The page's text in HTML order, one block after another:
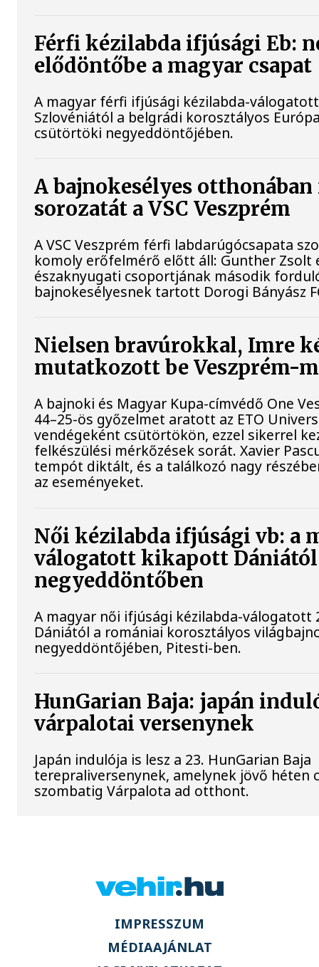
Férfi kézilabda ifjúsági Eb:
elődöntőbe a magyar csapat
A magyar férfi ifjúsági kézilabda-
Szlovéniától a belgrádi korosztályos
csütörtöki negyeddöntőjében.
A bajnokesélyes
sorozatát a VSC Veszprém
A VSC Veszprém férfi labdarúgócsapata
komoly erőfelmérő előtt áll: Gunther Zsolt
északnyugati csoportjának második
bajnokesélyesnek tartott Dorogi Bányász
Nielsen bravúrokkal, Imre
mutatkozott be Veszprém-
A bajnoki és Magyar Kupa-címvédő One
44–25-ös győzelmet aratott az ETO
vendégeként csütörtökön, ezzel sikerrel
felkészülési mérkőzések sorát. Xavier
tempót diktált, és a találkozó nagy
az eseményeket.
Női kézilabda ifjúsági vb: a
válogatott kikapott Dániától
negyeddöntőben
A magyar női ifjúsági kézilabda-válogatott
Dániától a romániai korosztályos
negyeddöntőjében, Pitesti-ben.
HunGarian Baja: japán
várpalotai versenynek
Japán indulója is lesz a 23. HunGarian Baja
terepraliversenynek, amelynek jövő
szombatig Várpalota ad otthont.
IMPRESSZUM
MÉDIAAJÁNLAT